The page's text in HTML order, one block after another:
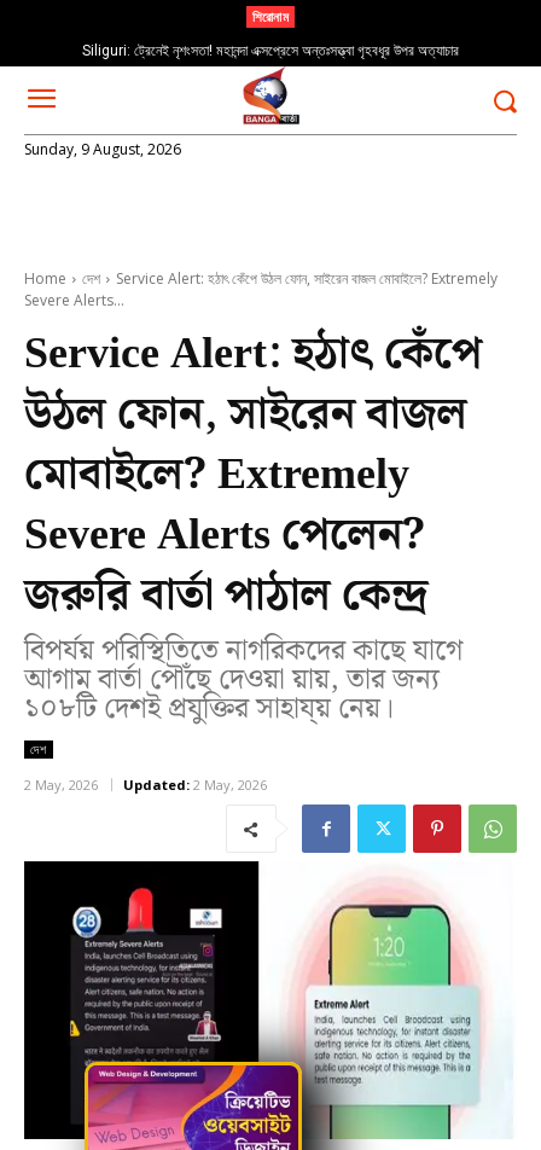
শিরোনাম
Siliguri: ট্রেনেই নৃশংসতা! মহানন্দা এক্সপ্রেসে অন্তঃসত্ত্বা গৃহবধূর উপর অত্যাচার
Sunday, 9 August, 2026
Home দেশ
Service Alert: হঠাৎ কেঁপে উঠল ফোন, সাইরেন বাজল মোবাইলে? Extremely
Severe Alerts...
Service Alert: হঠাৎ কেঁপে
উঠল ফোন, সাইরেন বাজল
মোবাইলে? Extremely
Severe Alerts পেলেন?
জরুরি বার্তা পাঠাল কেন্দ্র
বিপর্যয় পরিস্থিতিতে নাগরিকদের কাছে যাগে
আগাম বার্তা পৌঁছে দেওয়া য়ায়, তার জন্য
১০৮টি দেশই প্রযুক্তির সাহায্য় নেয়।
দেশ
2 May, 2026 Updated: 2 May, 2026